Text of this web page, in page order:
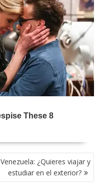
Venezuela: ¿Quieres viajar y
estudiar en el exterior?